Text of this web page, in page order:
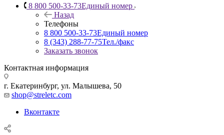
8 800 500-33-73Единый номер
Назад
Телефоны
8 800 500-33-73Единый номер
8 (343) 288-77-75Тел./факс
Заказать звонок
Контактная информация
г. Екатеринбург, ул. Малышева, 50
shop@streletc.com
Вконтакте